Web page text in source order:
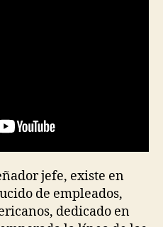
jefe, existe en
de empleados,
dedicado en